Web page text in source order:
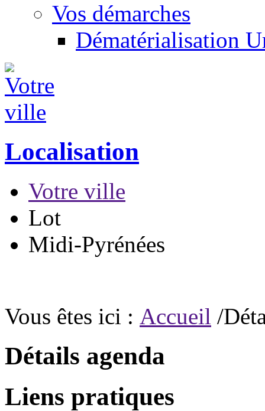
Vos démarches
Dématérialisation
Localisation
Votre ville
Lot
Midi-Pyrénées
Vous êtes ici : Accueil /
Détails agenda
Liens pratiques